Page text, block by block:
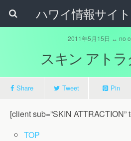
2011年5月15日 ↔ no
スキン アト
Share Tweet Pin
[client sub=”SKIN ATTRACTION”
TOP